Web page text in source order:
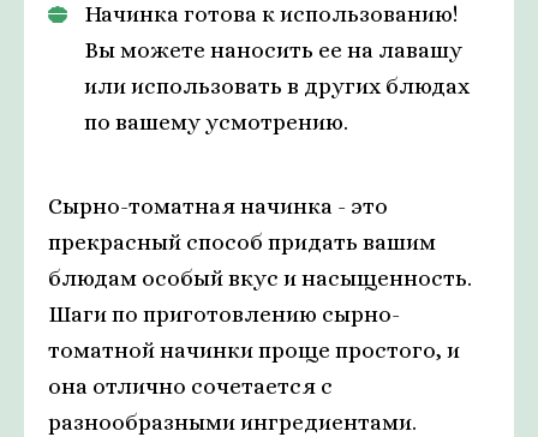
Начинка готова к использованию!
Вы можете наносить ее на лавашу
или использовать в других блюдах
по вашему усмотрению.
Сырно-томатная начинка - это
прекрасный способ придать вашим
блюдам особый вкус и насыщенность.
Шаги по приготовлению сырно-
томатной начинки проще простого, и
она отлично сочетается с
разнообразными ингредиентами.